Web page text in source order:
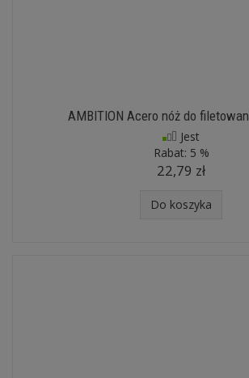
AMBITION Acero nóż do
Jest
Rabat: 5 %
22,79 zł
Do koszyka